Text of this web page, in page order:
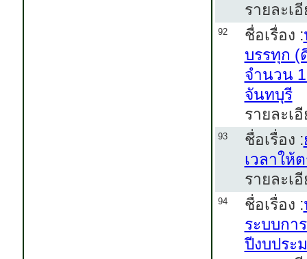
รายละเ
92 ชื่อเรื่อง :
บรรทุก (
จำนวน
จันทบุรี
รายละเ
93 ชื่อเรื่อง :
เวลาให้
รายละเ
94 ชื่อเรื่อง :
ระบบกา
ปีงบประ